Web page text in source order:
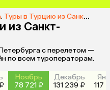
, Туры в Турцию из Санкт-Петербурга
из Санкт-
с перелетом —
по всем туроператорам.
Ноябрь
78 721 ₽
Декабрь
131 239 ₽
117